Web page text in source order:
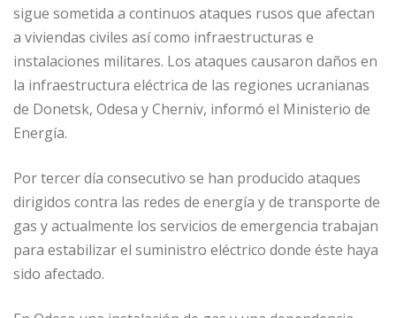
sigue sometida a continuos ataques rusos que afectan
a viviendas civiles así como infraestructuras e
instalaciones militares. Los ataques causaron daños en
la infraestructura eléctrica de las regiones ucranianas
de Donetsk, Odesa y Cherniv, informó el Ministerio de
Energía.
Por tercer día consecutivo se han producido ataques
dirigidos contra las redes de energía y de transporte de
gas y actualmente los servicios de emergencia trabajan
para estabilizar el suministro eléctrico donde éste haya
sido afectado.